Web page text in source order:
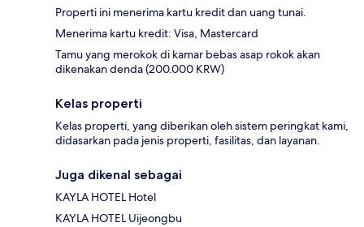
Properti ini menerima kartu kredit dan uang tunai.
Menerima kartu kredit: Visa, Mastercard
Tamu yang merokok di kamar bebas asap rokok akan
dikenakan denda (200.000 KRW)
Kelas properti
Kelas properti, yang diberikan oleh sistem peringkat kami,
didasarkan pada jenis properti, fasilitas, dan layanan.
Juga dikenal sebagai
KAYLA HOTEL Hotel
KAYLA HOTEL Uijeongbu